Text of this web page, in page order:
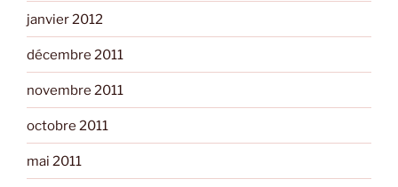
janvier 2012
décembre 2011
novembre 2011
octobre 2011
mai 2011